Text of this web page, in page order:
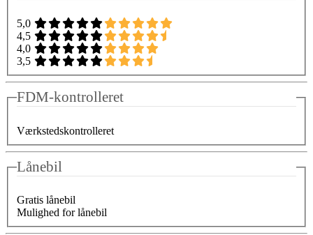
5,0
4,5
4,0
3,5
FDM-kontrolleret
Værkstedskontrolleret
Lånebil
Gratis lånebil
Mulighed for lånebil